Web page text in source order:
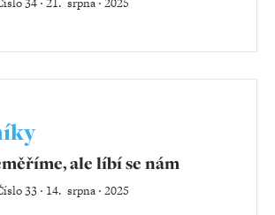
ale líbí se nám
33 ‧ 14. srpna ‧ 2025